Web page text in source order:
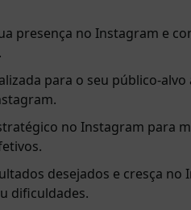
presença no Instagram e
para o seu público-
no Instagram para
desejados e cresça
dificuldades.